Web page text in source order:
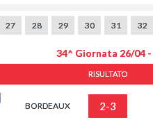
27 28 29 30 31 32
34^ Giornata 26/04
RISULTATO
BORDEAUX 2-3